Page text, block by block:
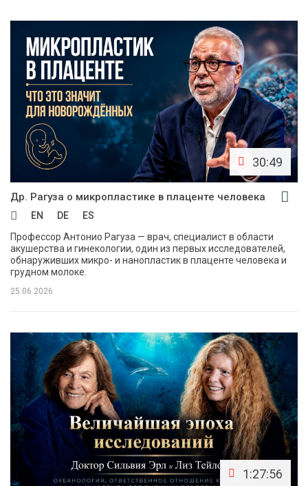
30:49
Др. Рагуза о микропластике в плаценте человека
EN DE
ES
Профессор Антонио Рагуза — врач, специалист в области
акушерства и гинекологии, один из первых исследователей,
обнаруживших микро- и нанопластик в плаценте человека и
грудном молоке.
25.06.2026
1:27:56